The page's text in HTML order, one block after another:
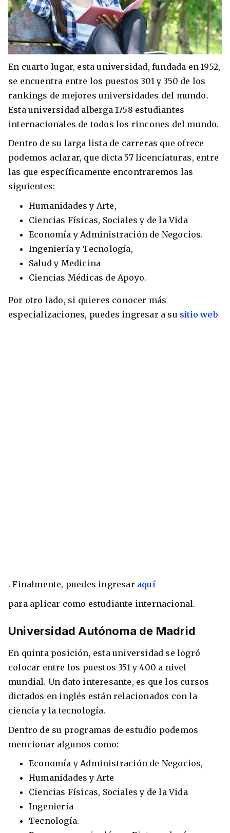
En cuarto lugar, esta universidad, fundada en 1952,
se encuentra entre los puestos 301 y 350 de los
rankings de mejores universidades del mundo.
Esta universidad alberga 1758 estudiantes
internacionales de todos los rincones del mundo.
Dentro de su larga lista de carreras que ofrece
podemos aclarar, que dicta 57 licenciaturas, entre
las que específicamente encontraremos las
siguientes:
Humanidades y Arte,
Ciencias Físicas, Sociales y de la Vida
Economía y Administración de Negocios.
Ingeniería y Tecnología,
Salud y Medicina
Ciencias Médicas de Apoyo.
Por otro lado, si quieres conocer más
especializaciones, puedes ingresar a su sitio web
. Finalmente, puedes ingresar aquí
para aplicar como estudiante internacional.
Universidad Autónoma de Madrid
En quinta posición, esta universidad se logró
colocar entre los puestos 351 y 400 a nivel
mundial. Un dato interesante, es que los cursos
dictados en inglés están relacionados con la
ciencia y la tecnología.
Dentro de su programas de estudio podemos
mencionar algunos como:
Economía y Administración de Negocios,
Humanidades y Arte
Ciencias Físicas, Sociales y de la Vida
Ingeniería
Tecnología.